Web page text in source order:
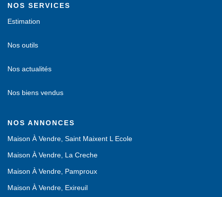
NOS SERVICES
Estimation
Nos outils
Nos actualités
Nos biens vendus
NOS ANNONCES
Maison À Vendre, Saint Maixent L Ecole
Maison À Vendre, La Creche
Maison À Vendre, Pamproux
Maison À Vendre, Exireuil